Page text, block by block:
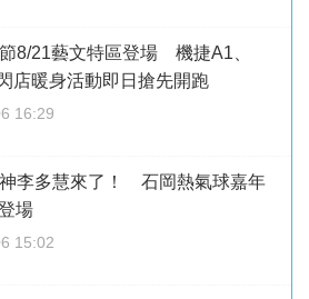
8/21藝文特區登場 機捷A1、
店暖身活動即日搶先開跑
16:29
李多慧來了！ 石岡熱氣球嘉年
場
15:02